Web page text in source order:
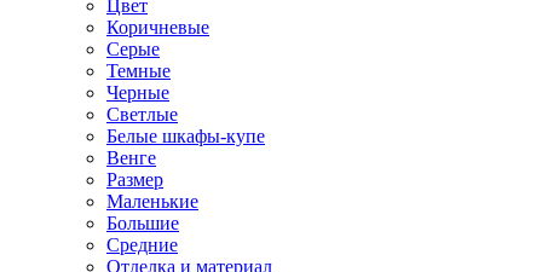
Цвет
Коричневые
Серые
Темные
Черные
Светлые
Белые шкафы-купе
Венге
Размер
Маленькие
Большие
Средние
Отделка и материал